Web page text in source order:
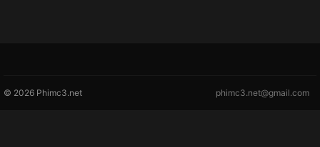
© 2026 Phimc3.net phimc3.net@gmail.com